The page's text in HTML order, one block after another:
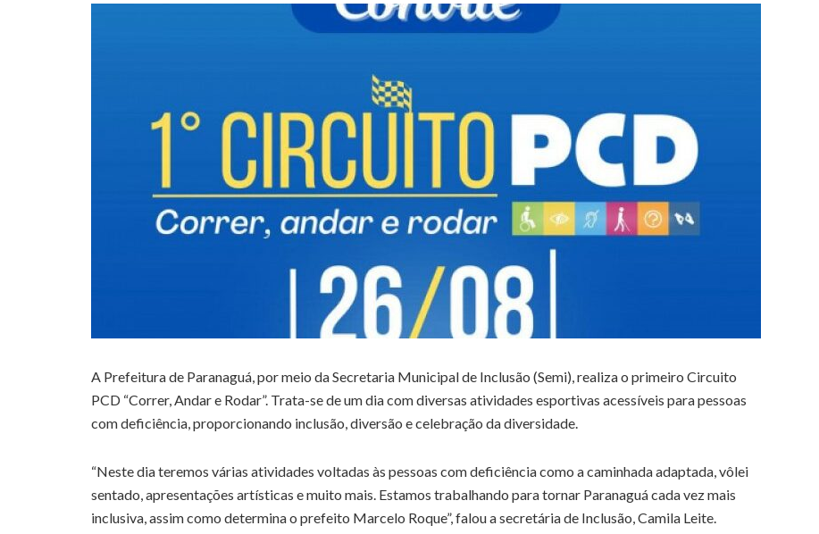
A Prefeitura de Paranaguá, por meio da Secretaria Municipal de Inclusão (Semi), realiza o primeiro Circuito
PCD “Correr, Andar e Rodar”. Trata-se de um dia com diversas atividades esportivas acessíveis para pessoas
com deficiência, proporcionando inclusão, diversão e celebração da diversidade.
“Neste dia teremos várias atividades voltadas às pessoas com deficiência como a caminhada adaptada, vôlei
sentado, apresentações artísticas e muito mais. Estamos trabalhando para tornar Paranaguá cada vez mais
inclusiva, assim como determina o prefeito Marcelo Roque”, falou a secretária de Inclusão, Camila Leite.